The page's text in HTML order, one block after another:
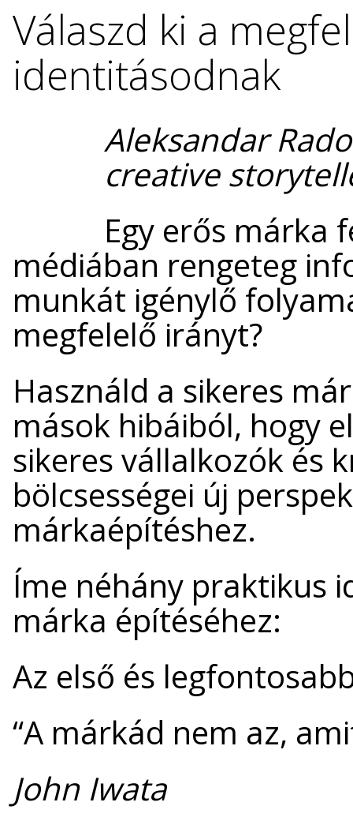
Válaszd ki a
identitásodnak
Aleksandar
creative
Egy erős márka
médiában rengeteg
munkát igénylő
megfelelő irányt?
Használd a sikeres
mások hibáiból, hogy
sikeres vállalkozók és
bölcsességei új
márkaépítéshez.
Íme néhány praktikus
márka építéséhez:
Az első és
“A márkád nem az,
John Iwata